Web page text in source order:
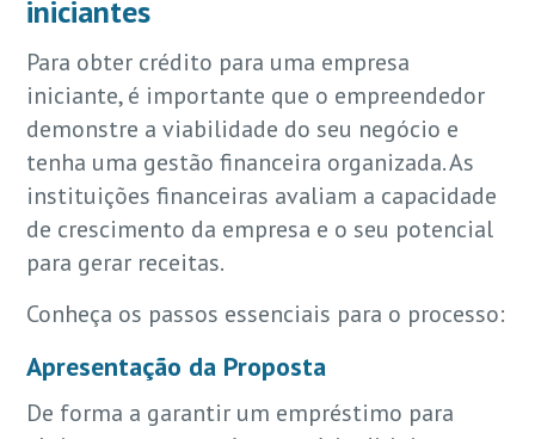
iniciantes
Para obter crédito para uma empresa
iniciante, é importante que o empreendedor
demonstre a viabilidade do seu negócio e
tenha uma gestão financeira organizada. As
instituições financeiras avaliam a capacidade
de crescimento da empresa e o seu potencial
para gerar receitas.
Conheça os passos essenciais para o processo:
Apresentação da Proposta
De forma a garantir um empréstimo para